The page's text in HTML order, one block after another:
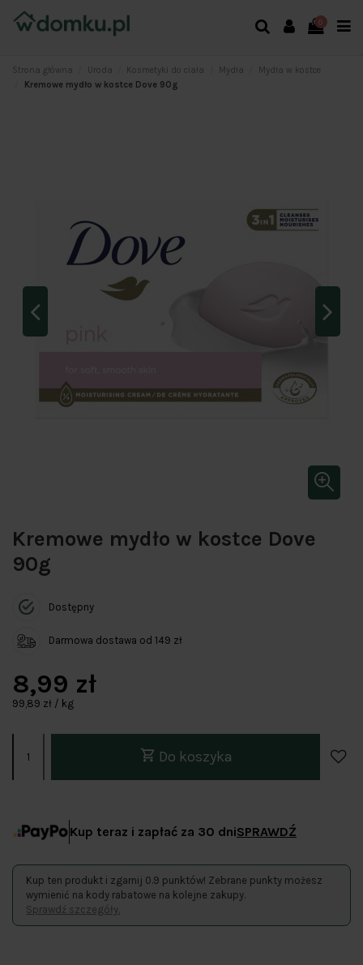
Strona główna Uroda Kosmetyki do ciała Mydła
Mydła w kostce
Kremowe mydło w kostce Dove 90g
Kremowe mydło w kostce Dove
90g
Dostępny
Darmowa dostawa od 149 zł
8,99 zł
99,89 zł / kg
Do koszyka
Kup teraz i zapłać za 30 dniSPRAWDŹ
Kup ten produkt i zgarnij 0.9 punktów! Zebrane punkty możesz
wymienić na kody rabatowe na kolejne zakupy.
Sprawdź szczegóły.